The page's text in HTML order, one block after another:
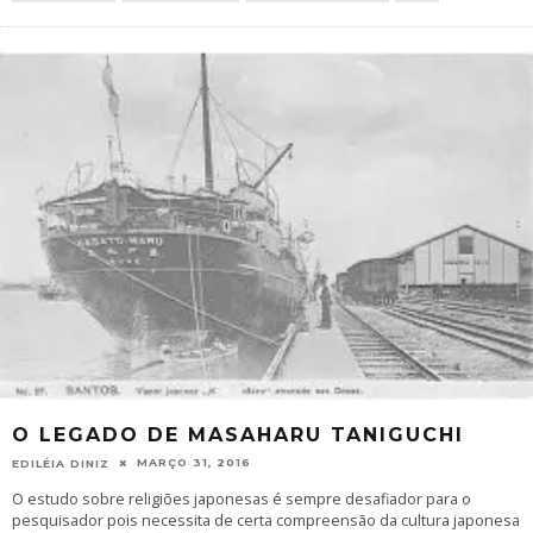
O LEGADO DE MASAHARU TANIGUCHI
EDILÉIA DINIZ MARÇO 31, 2016
O estudo sobre religiões japonesas é sempre desafiador para o
pesquisador pois necessita de certa compreensão da cultura japonesa